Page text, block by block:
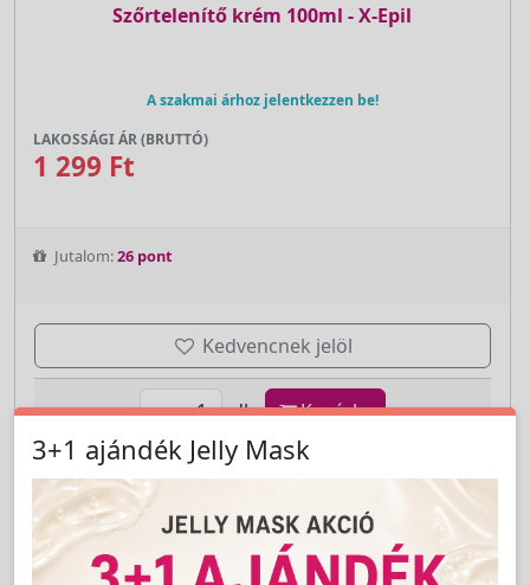
Szőrtelenítő krém 100ml - X-Epil
A szakmai árhoz jelentkezzen be!
LAKOSSÁGI ÁR (BRUTTÓ)
1 299 Ft
Jutalom:26 pont
Kedvencnek jelöl
db Kosárba
3+1 ajándék Jelly Mask